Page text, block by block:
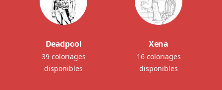
Deadpool
39 coloriages
disponibles
Xena
16 coloriages
disponibles